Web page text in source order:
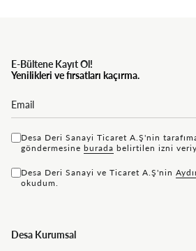
E-Bültene Kayıt Ol!
Yenilikleri ve fırsatları kaçırma.
Desa Deri Sanayi Ticaret A.Ş'nin
göndermesine bu rada belirtilen izni
Desa Deri Sanayi ve Ticaret A.Ş'nin
okudum.
Desa Kurumsal